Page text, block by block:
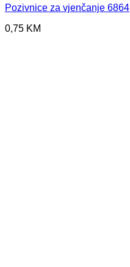
Pozivnice za vjenčanje 6864
0,75 KM